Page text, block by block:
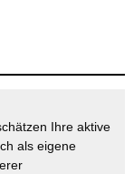
Ihre aktive
als eigene